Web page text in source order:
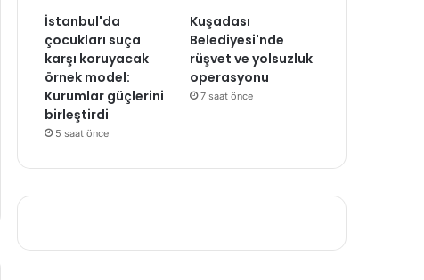
İstanbul'da
çocukları suça
karşı koruyacak
örnek model:
Kurumlar güçlerini
birleştirdi
5 saat önce
Kuşadası
Belediyesi'nde
rüşvet ve yolsuzluk
operasyonu
7 saat önce